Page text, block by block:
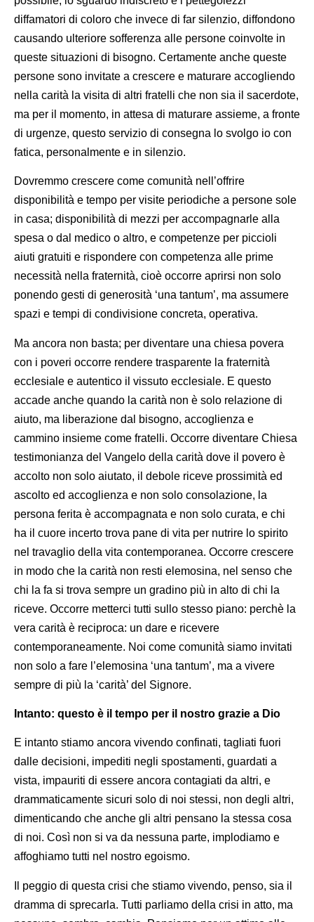
diffamatori di coloro che invece di far silenzio, diffondono
causando ulteriore sofferenza alle persone coinvolte in
queste situazioni di bisogno. Certamente anche queste
persone sono invitate a crescere e maturare accogliendo
nella carità la visita di altri fratelli che non sia il sacerdote,
ma per il momento, in attesa di maturare assieme, a fronte
di urgenze, questo servizio di consegna lo svolgo io con
fatica, personalmente e in silenzio.
Dovremmo crescere come comunità nell’offrire
disponibilità e tempo per visite periodiche a persone sole
in casa; disponibilità di mezzi per accompagnarle alla
spesa o dal medico o altro, e competenze per piccioli
aiuti gratuiti e rispondere con competenza alle prime
necessità nella fraternità, cioè occorre aprirsi non solo
ponendo gesti di generosità ‘una tantum’, ma assumere
spazi e tempi di condivisione concreta, operativa.
Ma ancora non basta; per diventare una chiesa povera
con i poveri occorre rendere trasparente la fraternità
ecclesiale e autentico il vissuto ecclesiale. E questo
accade anche quando la carità non è solo relazione di
aiuto, ma liberazione dal bisogno, accoglienza e
cammino insieme come fratelli. Occorre diventare Chiesa
testimonianza del Vangelo della carità dove il povero è
accolto non solo aiutato, il debole riceve prossimità ed
ascolto ed accoglienza e non solo consolazione, la
persona ferita è accompagnata e non solo curata, e chi
ha il cuore incerto trova pane di vita per nutrire lo spirito
nel travaglio della vita contemporanea. Occorre crescere
in modo che la carità non resti elemosina, nel senso che
chi la fa si trova sempre un gradino più in alto di chi la
riceve. Occorre metterci tutti sullo stesso piano: perchè la
vera carità è reciproca: un dare e ricevere
contemporaneamente. Noi come comunità siamo invitati
non solo a fare l’elemosina ‘una tantum’, ma a vivere
sempre di più la ‘carità’ del Signore.
Intanto: questo è il tempo per il nostro grazie a Dio
E intanto stiamo ancora vivendo confinati, tagliati fuori
dalle decisioni, impediti negli spostamenti, guardati a
vista, impauriti di essere ancora contagiati da altri, e
drammaticamente sicuri solo di noi stessi, non degli altri,
dimenticando che anche gli altri pensano la stessa cosa
di noi. Così non si va da nessuna parte, implodiamo e
affoghiamo tutti nel nostro egoismo.
Il peggio di questa crisi che stiamo vivendo, penso, sia il
dramma di sprecarla. Tutti parliamo della crisi in atto, ma